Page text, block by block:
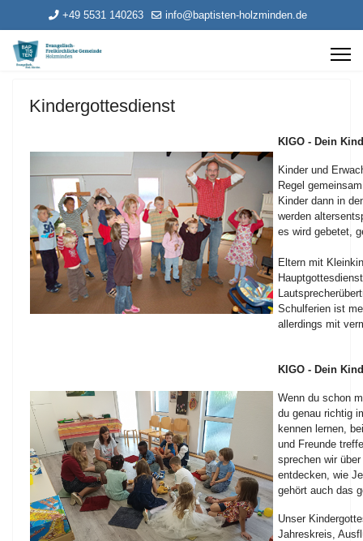
+49 5531 140263 info@baptisten-holzminden.de
Kindergottesdienst
KIGO - Dein
Kinder und
Regel
Kinder dann in
werden
es wird gebetet,
Eltern mit
Schulferien ist
allerdings mit
KIGO - Dein
Wenn du schon
du genau richtig
kennen lernen,
und Freunde
sprechen wir
entdecken, wie
gehört auch das
Unser
Jahreskreis,